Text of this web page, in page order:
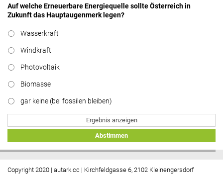
Auf welche Erneuerbare Energiequelle sollte Österreich in
Zukunft das Hauptaugenmerk legen?
Wasserkraft
Windkraft
Photovoltaik
Biomasse
gar keine (bei fossilen bleiben)
Ergebnis anzeigen
Abstimmen
Copyright 2020 | autark.cc | Kirchfeldgasse 6, 2102 Kleinengersdorf